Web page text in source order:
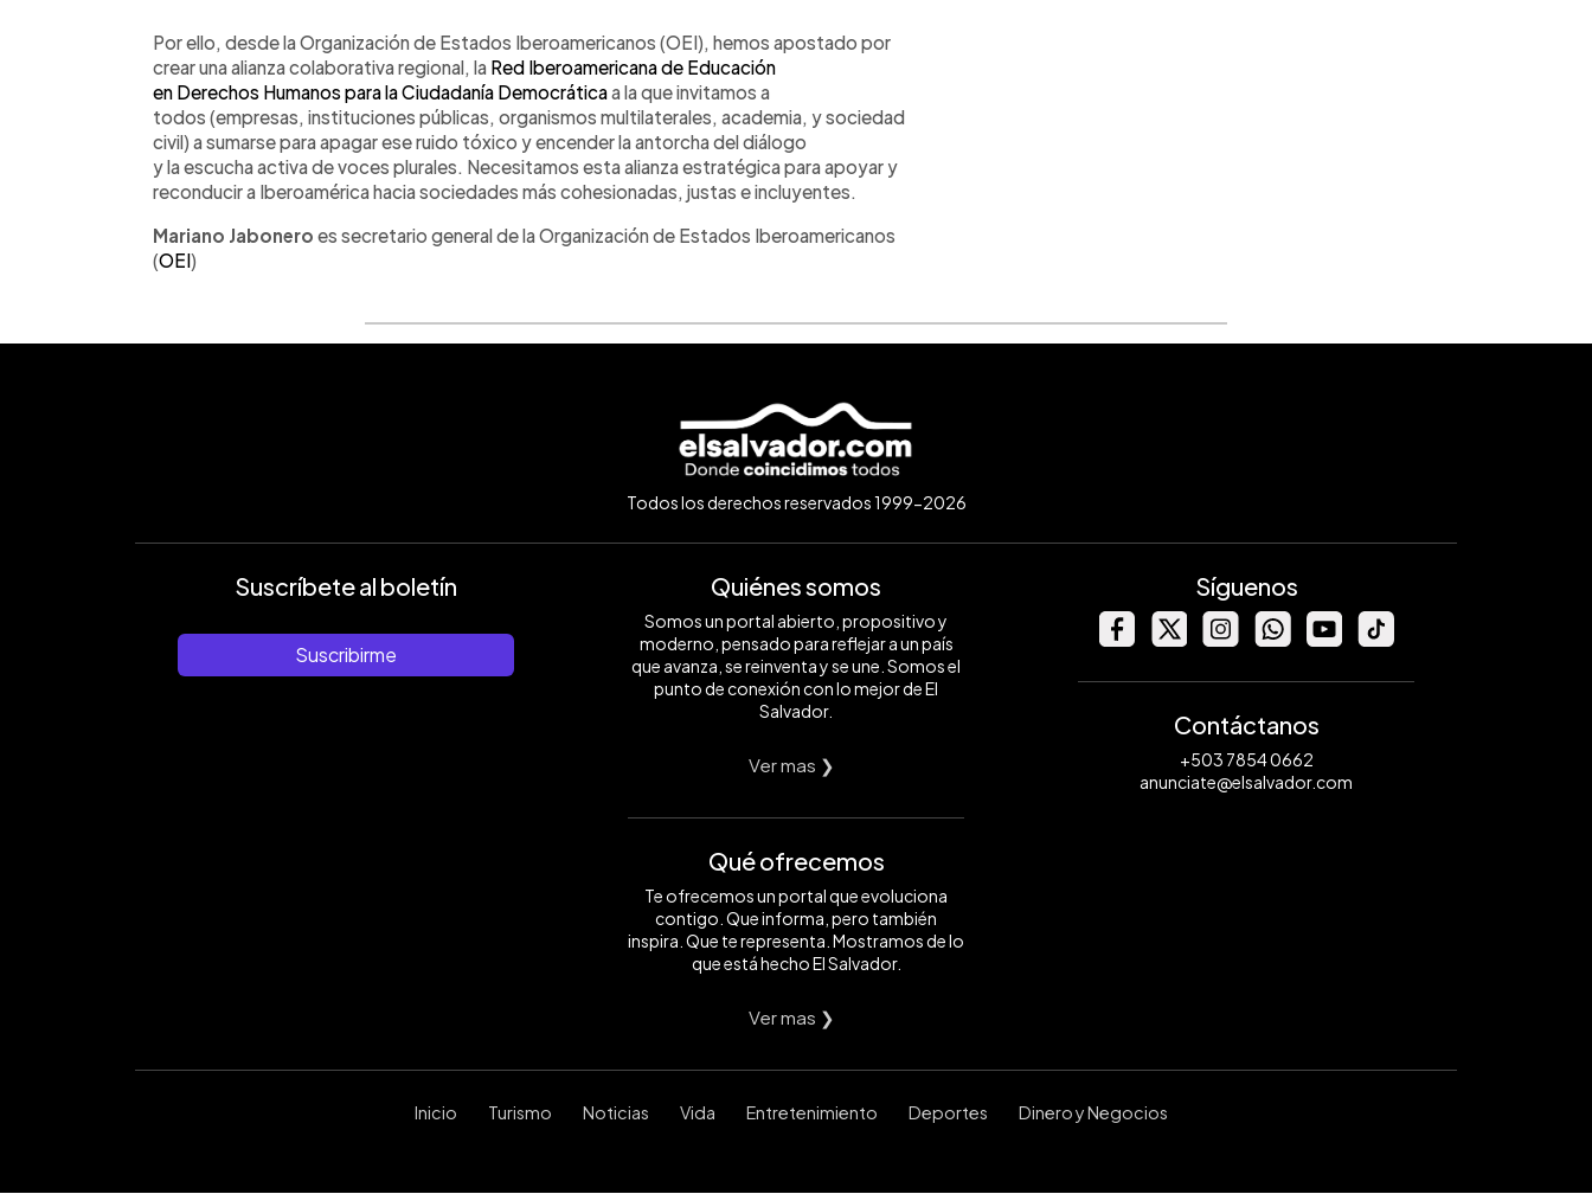
Por ello, desde la Organización de Estados Iberoamericanos (OEI), hemos apostado por
crear una alianza colaborativa regional, la Red Iberoamericana de Educación
en Derechos Humanos para la Ciudadanía Democráticaa la que invitamos a
todos (empresas, instituciones públicas, organismos multilaterales, academia, y sociedad
civil) a sumarse para apagar ese ruido tóxico y encender la antorcha del diálogo
y la escucha activa de voces plurales. Necesitamos esta alianza estratégica para apoyar y
reconducir a Iberoamérica hacia sociedades más cohesionadas, justas e incluyentes.
Mariano Jabonero es secretario general de la Organización de Estados Iberoamericanos
(OEI)
Todos los derechos reservados 1999-2026
Suscríbete al boletín
Suscribirme
Quiénes somos
Somos un portal abierto, propositivo y
moderno, pensado para reflejar a un país
que avanza, se reinventa y se une. Somos el
punto de conexión con lo mejor de El
Salvador.
Ver mas ❯
Qué ofrecemos
Te ofrecemos un portal que evoluciona
contigo. Que informa, pero también
inspira. Que te representa. Mostramos de lo
que está hecho El Salvador.
Ver mas ❯
Síguenos
Contáctanos
+503 7854 0662
anunciate@elsalvador.com
Inicio Turismo Noticias Vida Entretenimiento Deportes Dinero y Negocios